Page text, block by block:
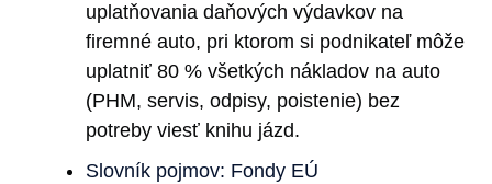
uplatňovania daňových výdavkov na
firemné auto, pri ktorom si podnikateľ môže
uplatniť 80 % všetkých nákladov na auto
(PHM, servis, odpisy, poistenie) bez
potreby viesť knihu jázd.
Slovník pojmov: Fondy EÚ